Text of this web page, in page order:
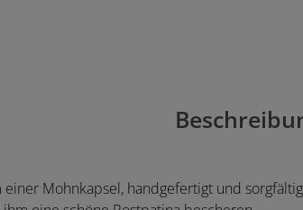
Mohnkapsel, handgefertigt und